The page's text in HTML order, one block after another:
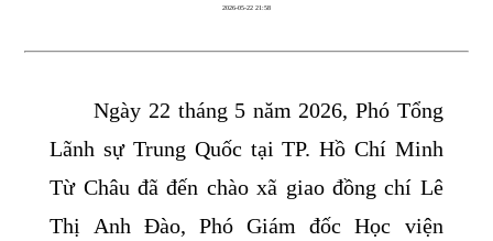
2026-05-22 21:58
Ngày 22 tháng 5 năm 2026, Phó Tổng
Lãnh sự Trung Quốc tại TP. Hồ Chí Minh
Từ Châu đã đến chào xã giao đồng chí Lê
Thị Anh Đào, Phó Giám đốc Học viện